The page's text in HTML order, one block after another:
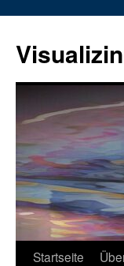
Inhalt
springen
Startseite